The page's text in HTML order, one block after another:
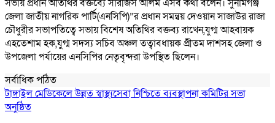
সভায় প্রধান অতিথির বক্তব্যে সারজিস আলম এসব কথা বলেন। সুনামগঞ্জ
জেলা জাতীয় নাগরিক পার্টি(এনসিপি)”র প্রধান সমন্বয় দেওয়ান সাজাউর রাজা
চৌধুরীর সভাপতিত্বে সভায় বিশেষ অতিথির বক্তব্য রাখেন,যুগ্ম আহবায়ক
এহতেশাম হক,যুগ্ম সদস্য সচিব অঞ্চল তত্বাবধায়ক প্রীতম দাশসহ জেলা ও
উপজেলা পর্যায়ের এনসিপির নেতৃবৃন্দরা উপস্থিত ছিলেন।
সর্বাধিক পঠিত
টাঙ্গাইল মেডিকেলে উন্নত স্বাস্থ্যসেবা নিশ্চিতে ব্যবস্থাপনা কমিটির সভা
অনুষ্ঠিত